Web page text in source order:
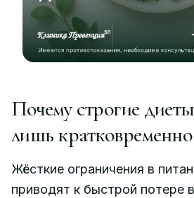
Почему строгие
лишь кратковременно
Жёсткие ограничения в
приводят к быстрой потере